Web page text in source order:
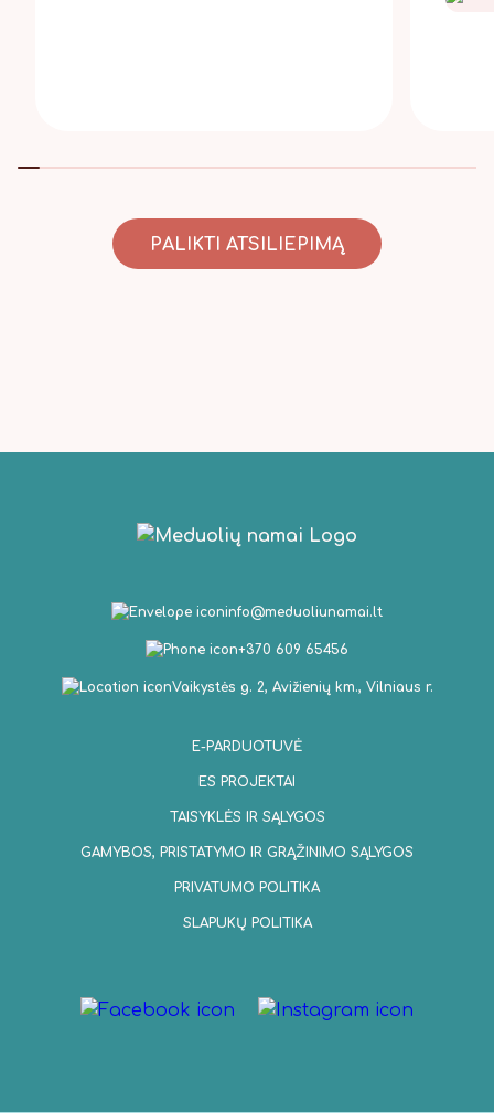
PALIKTI ATSILIEPIMĄ
info@meduoliunamai.lt
+370 609 65456
Vaikystės g. 2, Avižienių km., Vilniaus r.
E-PARDUOTUVĖ
ES PROJEKTAI
TAISYKLĖS IR SĄLYGOS
GAMYBOS, PRISTATYMO IR GRĄŽINIMO SĄLYGOS
PRIVATUMO POLITIKA
SLAPUKŲ POLITIKA